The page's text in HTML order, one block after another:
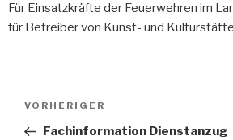
Für Einsatzkräfte der Feuerwehren im
für Betreiber von Kunst- und
Vorheriger
Beitrag
VORHERIGER
Fachinformation Dienstanzug